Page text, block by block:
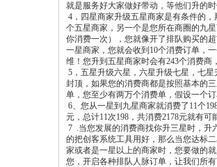
就是服务好大家做好带动，等他们升的
4，四星商家升级五星商家是有条件的
个五星商家，另一个是您所在商圈的九
你消费一次），您就像开了排队购买的
一星商家，您就会收到10个消费订单，
维！您升到五星商家时会有243个消费商
5，五星升级六星，六星升级七星，七
封顶，如果您的消费商都是按照基本的
单，您至少有两万个消费单，假设一个
6、您从一星到九星商家就消费了11个
元，总计11次198，共消费2178元就有
7 .当您发展的消费商找你升三星时，升
的把创客系统工具用好，那么当您达标
家或者是一星以上的商家时，您要做的
您，开启各种排队人脉订单，让我们所